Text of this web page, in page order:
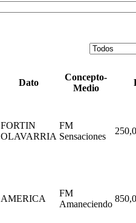
Dato
Concepto-
Medio
FORTIN
OLAVARRIA
FM
Sensaciones
AMERICA
FM
Amaneciendo